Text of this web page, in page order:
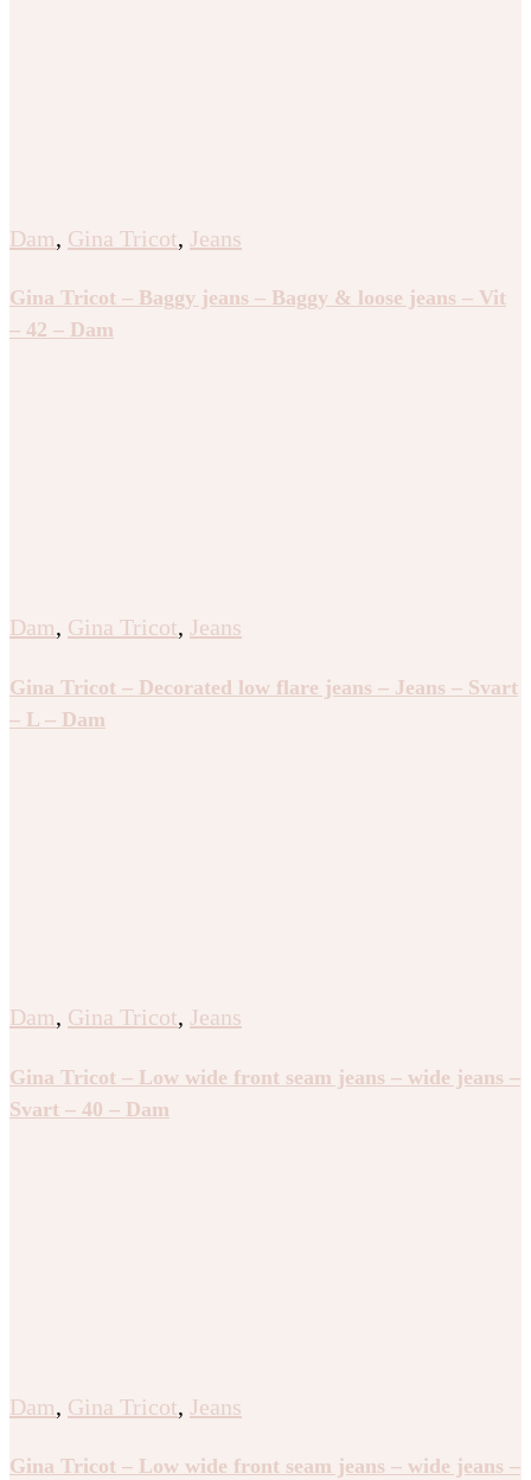
Dam, Gina Tricot, Jeans
Gina Tricot – Baggy jeans – Baggy & loose jeans – Vit
– 42 – Dam
Dam, Gina Tricot, Jeans
Gina Tricot – Decorated low flare jeans – Jeans – Svart
– L – Dam
Dam, Gina Tricot, Jeans
Gina Tricot – Low wide front seam jeans – wide jeans –
Svart – 40 – Dam
Dam, Gina Tricot, Jeans
Gina Tricot – Low wide front seam jeans – wide jeans –